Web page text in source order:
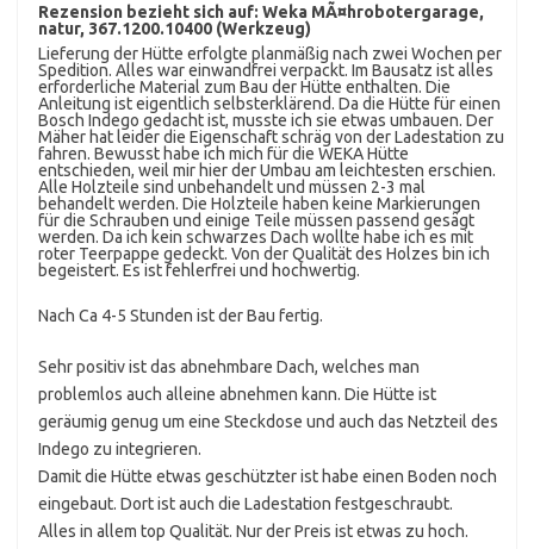
Rezension bezieht sich auf: Weka MÃ¤hrobotergarage,
natur, 367.1200.10400 (Werkzeug)
Lieferung der Hütte erfolgte planmäßig nach zwei Wochen per
Spedition. Alles war einwandfrei verpackt. Im Bausatz ist alles
erforderliche Material zum Bau der Hütte enthalten. Die
Anleitung ist eigentlich selbsterklärend. Da die Hütte für einen
Bosch Indego gedacht ist, musste ich sie etwas umbauen. Der
Mäher hat leider die Eigenschaft schräg von der Ladestation zu
fahren. Bewusst habe ich mich für die WEKA Hütte
entschieden, weil mir hier der Umbau am leichtesten erschien.
Alle Holzteile sind unbehandelt und müssen 2-3 mal
behandelt werden. Die Holzteile haben keine Markierungen
für die Schrauben und einige Teile müssen passend gesägt
werden. Da ich kein schwarzes Dach wollte habe ich es mit
roter Teerpappe gedeckt. Von der Qualität des Holzes bin ich
begeistert. Es ist fehlerfrei und hochwertig.
Nach Ca 4-5 Stunden ist der Bau fertig.
Sehr positiv ist das abnehmbare Dach, welches man
problemlos auch alleine abnehmen kann. Die Hütte ist
geräumig genug um eine Steckdose und auch das Netzteil des
Indego zu integrieren.
Damit die Hütte etwas geschützter ist habe einen Boden noch
eingebaut. Dort ist auch die Ladestation festgeschraubt.
Alles in allem top Qualität. Nur der Preis ist etwas zu hoch.